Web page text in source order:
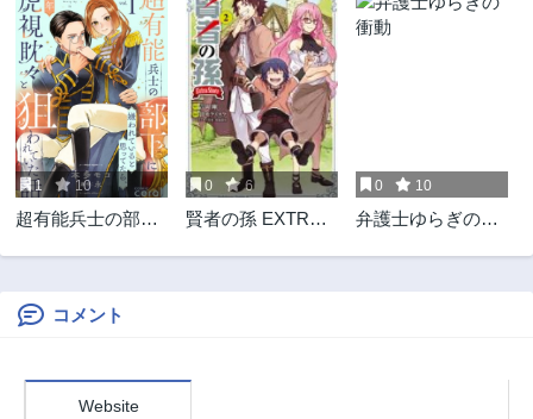
第31.3話
3ヶ月前
第31.2話
3ヶ月前
第31.1話
3ヶ月前
第30.2話
3ヶ月前
第30.1話
3ヶ月前
第29.3話
3ヶ月前
第29.2話
3ヶ月前
第29話
3ヶ月前
第28.2話 第28話
第27.2話
第26.2話
3ヶ月前
1 10
超有能兵士の部下
虎視眈々と狙われ
ていた話
0 6
賢者の孫 EXTRA
0 10
弁護士ゆらぎの衝
コメント
Website